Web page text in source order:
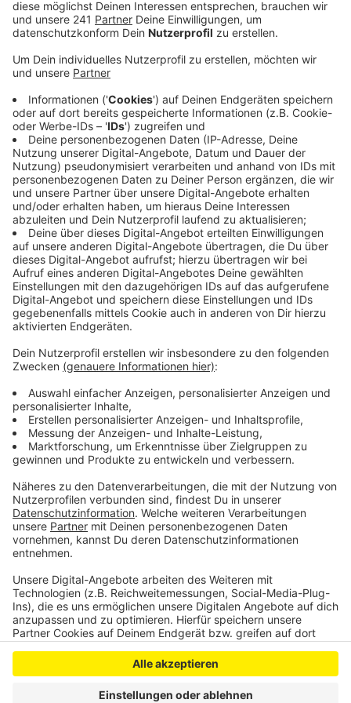
Anzeige
Der Gladbacher hat im August 2019 am Iserlohner
Bahnhof seine noch Ehe-Frau und deren neuen Freund
der Gladbacher aus niederen Beweggründen handelte,
verurteilte ihn das Gericht zu der lebenslangen
Freiheitsstrafe mit besonderer Schwere der Schuld.
Das Gericht folgt damit der Staatsanwaltschaft und
Nebenklage. Der Gladbacher entschloss sich beide zu
töten, aus Wut über den Verlust der aus seiner Sicht
ihm gehörenden Frau, so die Richterin. Er habe sich
damit das Recht angemaßt über Leben und Tod zu
entscheiden. Nach der Tat hatte der Angeklagte laut
Urteil sogar noch eine Siegerpose eingenommen und
ein Foto des sterbenden neuen Freundes seiner Noch-
Ehefrau gemacht, als „eine Art Trophäe“.
Ausgangspunkt für das Urteil war unter anderem auch
die Tatsache, dass beide Tötungen in aller
Öffentlichkeit und am hellichten Tag stattgefunden
haben. Das Urteil ist noch nicht rechtskräftig. Die
Verteidigung habe dem Vernehmen nach bereits
Revision angekündigt, so ein Gerichtssprecher.
Anzeige
Anzeige